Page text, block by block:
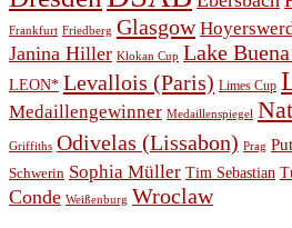
Frankfurt Friedberg Glasgow
Janina Hiller Klokan Cup Lake
LEON* Levallois (Paris) Limes Cup
Medaillengewinner Medaillenspiegel
Griffiths Odivelas (Lissabon) Prag
Schwerin Sophia Müller Tim Sebastian
Conde Weißenburg Wroclaw